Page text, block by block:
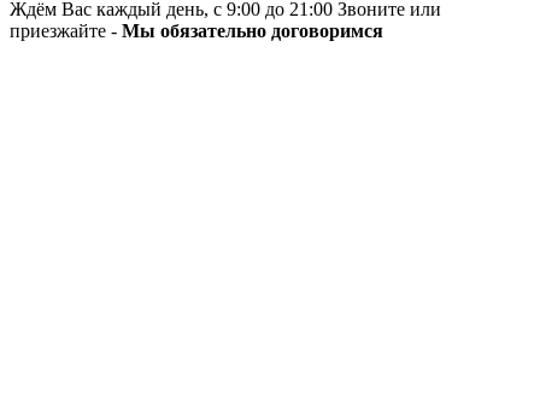
Ждём Вас каждый день, с 9:00 до 21:00 Звоните или
приезжайте - Мы обязательно договоримся